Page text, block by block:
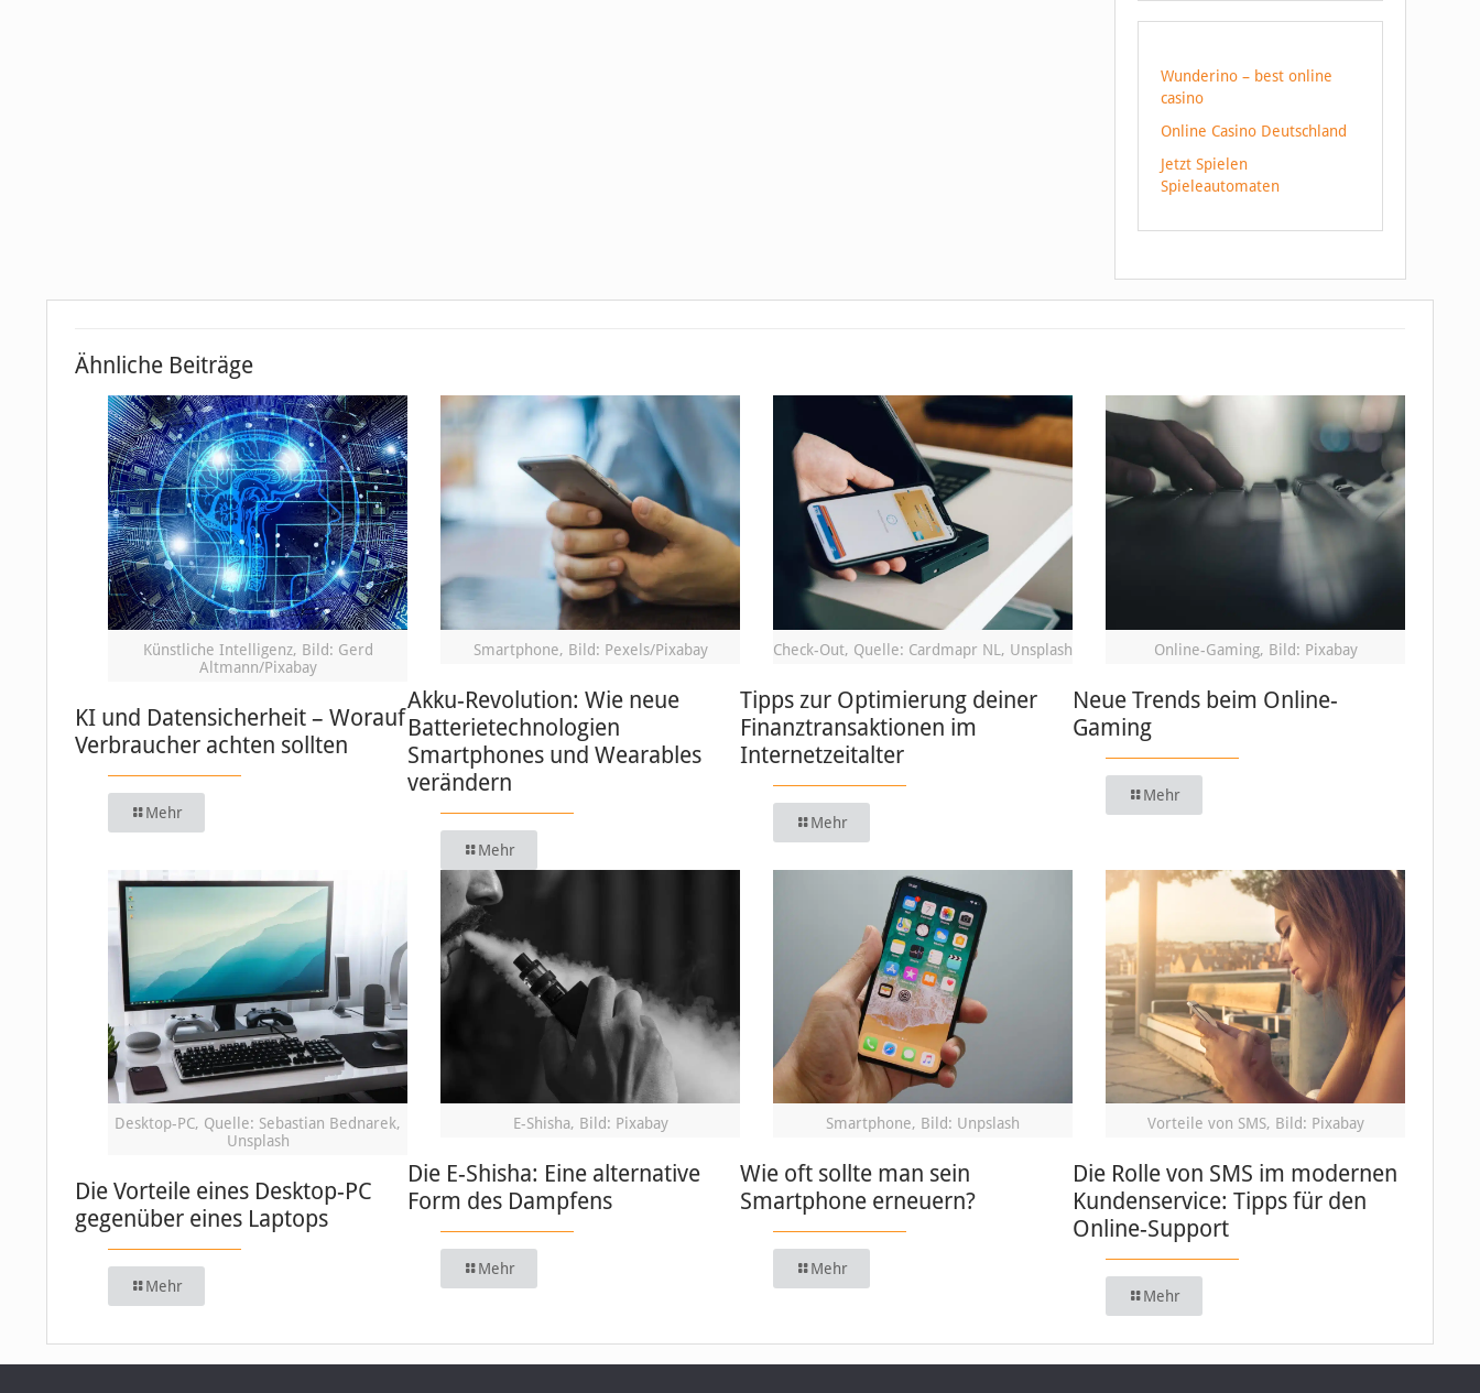
Wunderino – best online
casino
Online Casino Deutschland
Jetzt Spielen
Spieleautomaten
Ähnliche Beiträge
Künstliche Intelligenz, Bild: Gerd
Altmann/Pixabay
KI und Datensicherheit – Worauf
Verbraucher achten sollten
Mehr
Smartphone, Bild: Pexels/Pixabay
Akku-Revolution: Wie neue
Batterietechnologien
Smartphones und Wearables
verändern
Mehr
Check-Out, Quelle: Cardmapr NL, Unsplash
Tipps zur Optimierung deiner
Finanztransaktionen im
Internetzeitalter
Mehr
Online-Gaming, Bild: Pixabay
Neue Trends beim Online-
Gaming
Mehr
Desktop-PC, Quelle: Sebastian Bednarek,
Unsplash
Die Vorteile eines Desktop-PC
gegenüber eines Laptops
Mehr
E-Shisha, Bild: Pixabay
Die E-Shisha: Eine alternative
Form des Dampfens
Mehr
Smartphone, Bild: Unpslash
Wie oft sollte man sein
Smartphone erneuern?
Mehr
Vorteile von SMS, Bild: Pixabay
Die Rolle von SMS im modernen
Kundenservice: Tipps für den
Online-Support
Mehr